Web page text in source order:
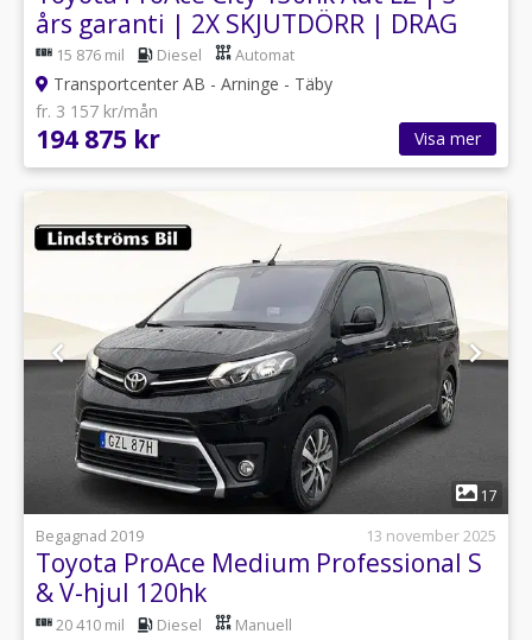
års garanti | 2X SKJUTDÖRR | DRAG
15 876 mil Diesel Automat
Transportcenter AB - Arninge - Täby
fr. 3 157 kr/mån
194 875 kr Visa mer
1
17
Begagnad 2019
13 november 2025
Toyota ProAce Medium Professional S
& V-hjul 120hk
20 410 mil Diesel Manuell